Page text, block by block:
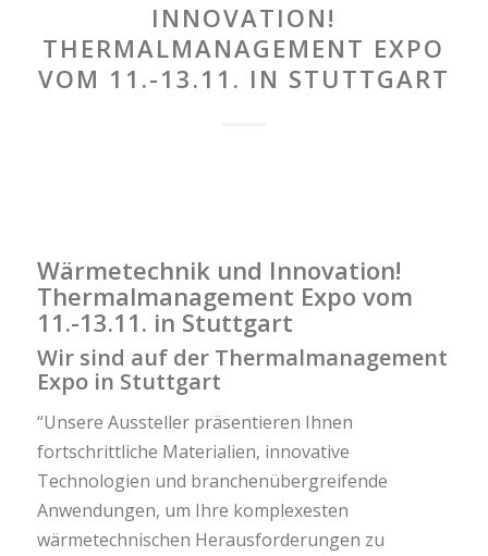
INNOVATION!
THERMALMANAGEMENT EXPO
VOM 11.-13.11. IN STUTTGART
Wärmetechnik und Innovation!
Thermalmanagement Expo vom
11.-13.11. in Stuttgart
Wir sind auf der Thermalmanagement
Expo in Stuttgart
“Unsere Aussteller präsentieren Ihnen
fortschrittliche Materialien, innovative
Technologien und branchenübergreifende
Anwendungen, um Ihre komplexesten
wärmetechnischen Herausforderungen zu